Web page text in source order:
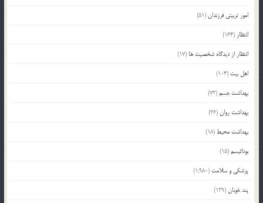
امور تربیتی فرزندان(51)
انتظار (164)
انتظار از دیدگاه شخصیت ها (17)
اهل بیت (104)
بهداشت جسم(73)
بهداشت روان(26)
بهداشت محیط (18)
بودائیسم(15)
پزشکی و سلامت (1,980)
پند خوبان(129)